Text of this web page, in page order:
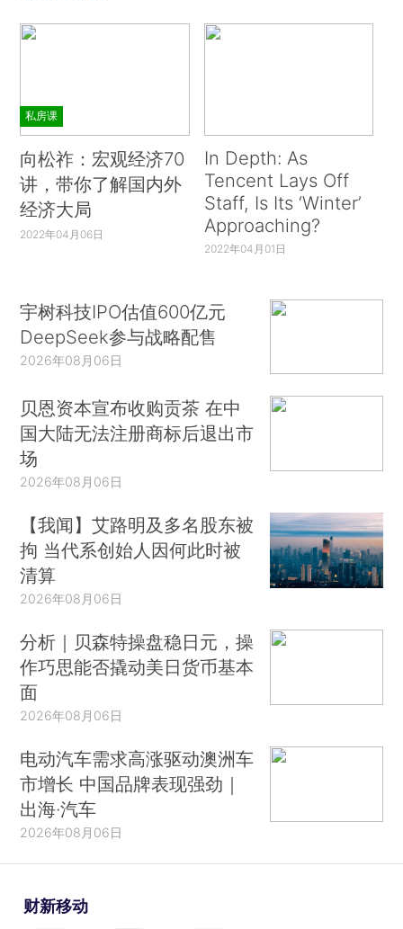
私房课
向松祚：宏观经济70
讲，带你了解国内外
经济大局
2022年04月06日
In Depth: As
Tencent Lays Off
Staff, Is Its ‘Winter’
Approaching?
2022年04月01日
宇树科技IPO估值600亿元
DeepSeek参与战略配售
2026年08月06日
贝恩资本宣布收购贡茶 在中
国大陆无法注册商标后退出市
场
2026年08月06日
【我闻】艾路明及多名股东被
拘 当代系创始人因何此时被
清算
2026年08月06日
分析｜贝森特操盘稳日元，操
作巧思能否撬动美日货币基本
面
2026年08月06日
电动汽车需求高涨驱动澳洲车
市增长 中国品牌表现强劲｜
出海·汽车
2026年08月06日
财新移动